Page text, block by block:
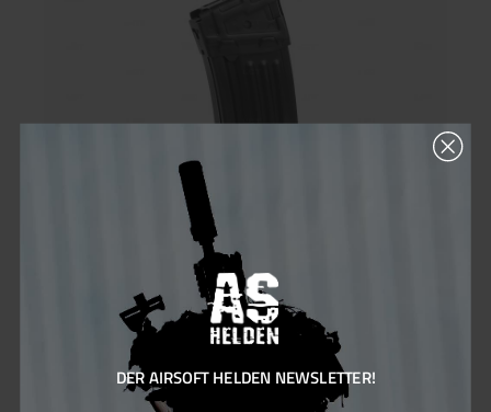
LCT LK006 LR-223 Magazin 130rds black
DER AIRSOFT HELDEN NEWSLETTER!